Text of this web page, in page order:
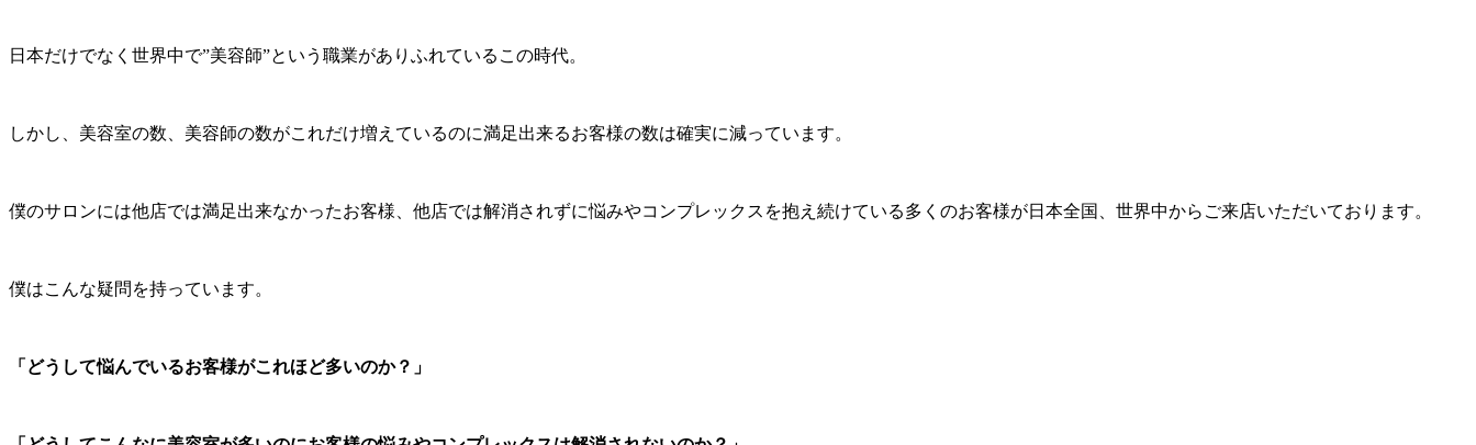
日本だけでなく世界中で”美容師”という職業がありふれているこの時代。
しかし、美容室の数、美容師の数がこれだけ増えているのに満足出来るお客様の数は確実に減っています。
僕のサロンには他店では満足出来なかったお客様、他店では解消されずに悩みやコンプレックスを抱え続けている多くのお客様が日本全国、世界中からご来店いただいております。
僕はこんな疑問を持っています。
「どうして悩んでいるお客様がこれほど多いのか？」